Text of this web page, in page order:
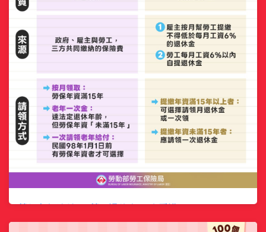
勞保老年給付 vs 勞工退休金 一次看懂
分類:最新消息 2026-06-16